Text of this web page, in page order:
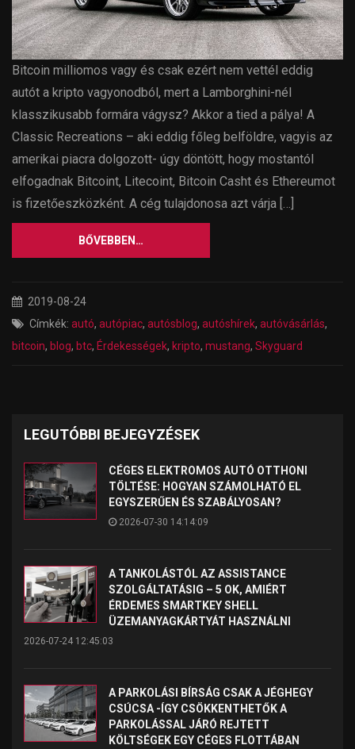
Bitcoin milliomos vagy és csak ezért nem vettél eddig
autót a kripto vagyonodból, mert a Lamborghini-nél
klasszikusabb formára vágysz? Akkor a tied a pálya! A
Classic Recreations – aki eddig főleg belföldre, vagyis az
amerikai piacra dolgozott- úgy döntött, hogy mostantól
elfogadnak Bitcoint, Litecoint, Bitcoin Casht és Ethereumot
is fizetőeszközként. A cég tulajdonosa azt várja […]
BŐVEBBEN…
2019-08-24
Címkék: autó, autópiac, autósblog, autóshírek, autóvásárlás,
bitcoin, blog, btc, Érdekességek, kripto, mustang, Skyguard
LEGUTÓBBI BEJEGYZÉSEK
CÉGES ELEKTROMOS AUTÓ OTTHONI
TÖLTÉSE: HOGYAN SZÁMOLHATÓ EL
EGYSZERŰEN ÉS SZABÁLYOSAN?
2026-07-30 14:14:09
A TANKOLÁSTÓL AZ ASSISTANCE
SZOLGÁLTATÁSIG – 5 OK, AMIÉRT
ÉRDEMES SMARTKEY SHELL
ÜZEMANYAGKÁRTYÁT HASZNÁLNI
2026-07-24 12:45:03
A PARKOLÁSI BÍRSÁG CSAK A JÉGHEGY
CSÚCSA -ÍGY CSÖKKENTHETŐK A
PARKOLÁSSAL JÁRÓ REJTETT
KÖLTSÉGEK EGY CÉGES FLOTTÁBAN